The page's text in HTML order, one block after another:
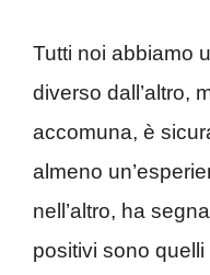
Tutti noi abbiamo
diverso dall’altro,
accomuna, è
almeno
nell’altro, ha
positivi sono